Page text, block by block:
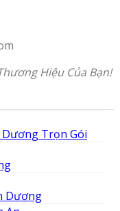
Hiệu Của Bạn!
Dương Trọn Gói
Dương